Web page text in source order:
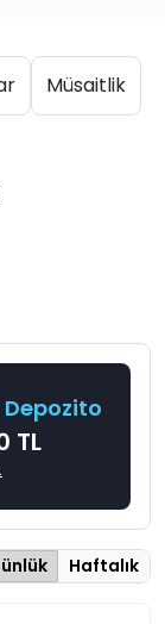
Müsaitlik
TL
Haftalık